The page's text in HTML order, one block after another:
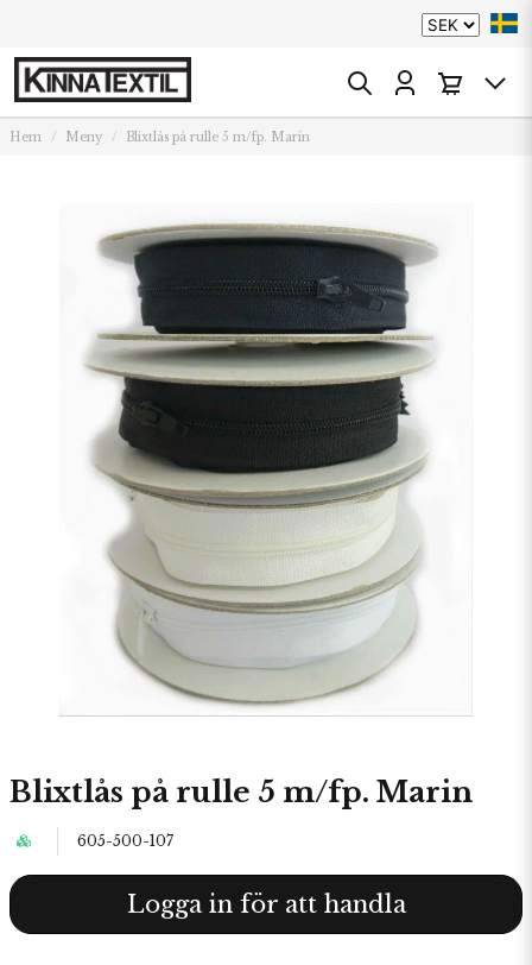
Hem Meny Blixtlås på rulle 5 m/fp. Marin
Blixtlås på rulle 5 m/fp. Marin
605-500-107
Logga in för att handla